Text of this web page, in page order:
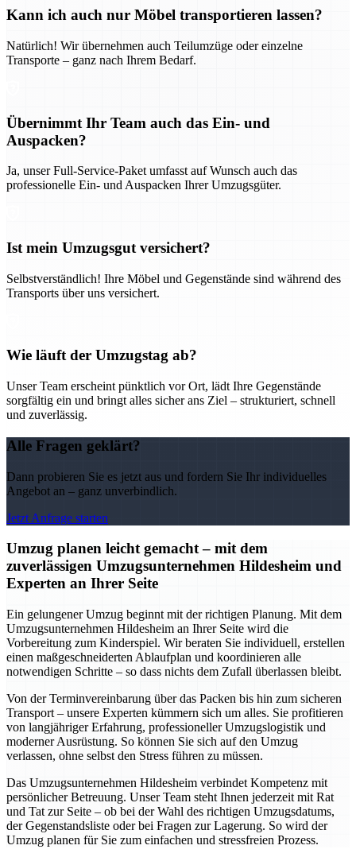
Kann ich auch nur Möbel transportieren lassen?
Natürlich! Wir übernehmen auch Teilumzüge oder einzelne
Transporte – ganz nach Ihrem Bedarf.
Übernimmt Ihr Team auch das Ein- und
Auspacken?
Ja, unser Full-Service-Paket umfasst auf Wunsch auch das
professionelle Ein- und Auspacken Ihrer Umzugsgüter.
Ist mein Umzugsgut versichert?
Selbstverständlich! Ihre Möbel und Gegenstände sind während des
Transports über uns versichert.
Wie läuft der Umzugstag ab?
Unser Team erscheint pünktlich vor Ort, lädt Ihre Gegenstände
sorgfältig ein und bringt alles sicher ans Ziel – strukturiert, schnell
und zuverlässig.
Alle Fragen geklärt?
Dann probieren Sie es jetzt aus und fordern Sie Ihr individuelles
Angebot an – ganz unverbindlich.
Jetzt Anfrage starten
Umzug planen leicht gemacht – mit dem
zuverlässigen Umzugsunternehmen Hildesheim und
Experten an Ihrer Seite
Ein gelungener Umzug beginnt mit der richtigen Planung. Mit dem
Umzugsunternehmen Hildesheim an Ihrer Seite wird die
Vorbereitung zum Kinderspiel. Wir beraten Sie individuell, erstellen
einen maßgeschneiderten Ablaufplan und koordinieren alle
notwendigen Schritte – so dass nichts dem Zufall überlassen bleibt.
Von der Terminvereinbarung über das Packen bis hin zum sicheren
Transport – unsere Experten kümmern sich um alles. Sie profitieren
von langjähriger Erfahrung, professioneller Umzugslogistik und
moderner Ausrüstung. So können Sie sich auf den Umzug
verlassen, ohne selbst den Stress führen zu müssen.
Das Umzugsunternehmen Hildesheim verbindet Kompetenz mit
persönlicher Betreuung. Unser Team steht Ihnen jederzeit mit Rat
und Tat zur Seite – ob bei der Wahl des richtigen Umzugsdatums,
der Gegenstandsliste oder bei Fragen zur Lagerung. So wird der
Umzug planen für Sie zum einfachen und stressfreien Prozess.